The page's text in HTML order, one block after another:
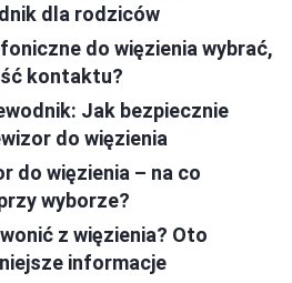
dla rodziców
do więzienia wybrać,
kontaktu?
Jak bezpiecznie
do więzienia
do więzienia – na co
wyborze?
z więzienia? Oto
informacje